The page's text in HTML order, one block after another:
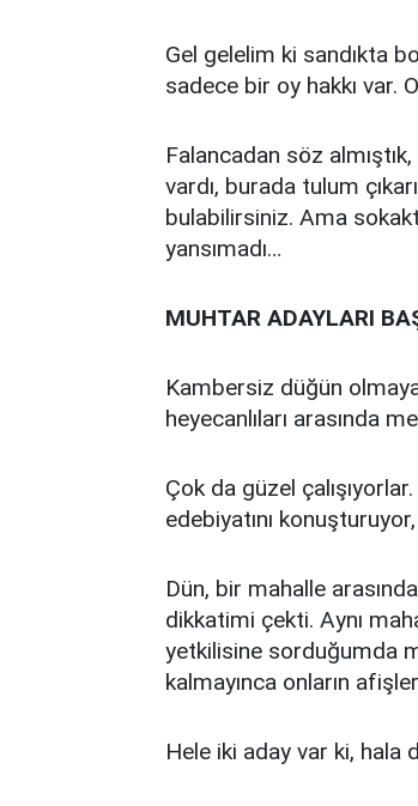
Gel gelelim ki sandıkta
sadece bir oy hakkı var.
Falancadan söz
vardı, burada tulum
bulabilirsiniz. Ama
yansımadı…
MUHTAR ADAYLARI
Kambersiz düğün
heyecanlıları arasında
Çok da güzel
edebiyatını
Dün, bir mahalle
dikkatimi çekti. Aynı
yetkilisine sorduğumda
kalmayınca onların
Hele iki aday var ki, hala